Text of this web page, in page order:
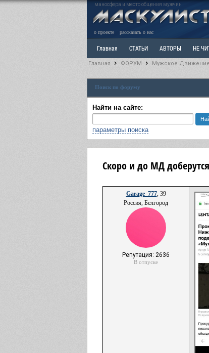
маносфера и место общения мужчин
о проекте рассказать о нас
Главная СТАТЬИ АВТОРЫ НЕ
Ветка: Расстаюсь или Развожусь. САНЧАС
РАЗДЕЛ: Разное
Главная ФОРУМ Мужское
Поиск по форуму
Найти на сайте:
параметры поиска
Скоро и до МД доберутся
Garage_777, 39
Россия, Белгород
Репутация: 2636
В отпуске